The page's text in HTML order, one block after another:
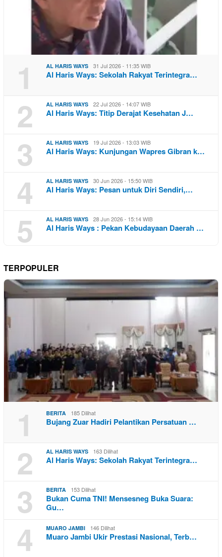
1 AL HARIS WAYS 31 Jul 2026 - 11:35 WIB
Al Haris Ways: Sekolah Rakyat Terintegra…
2 AL HARIS WAYS 22 Jul 2026 - 14:07 WIB
Al Haris Ways: Titip Derajat Kesehatan J…
3 AL HARIS WAYS 19 Jul 2026 - 13:03 WIB
Al Haris Ways: Kunjungan Wapres Gibran k…
4 AL HARIS WAYS 30 Jun 2026 - 15:50 WIB
Al Haris Ways: Pesan untuk Diri Sendiri,…
5 AL HARIS WAYS 28 Jun 2026 - 15:14 WIB
Al Haris Ways : Pekan Kebudayaan Daerah …
TERPOPULER
1 BERITA 185 Dilihat
Bujang Zuar Hadiri Pelantikan Persatuan …
2 AL HARIS WAYS 163 Dilihat
Al Haris Ways: Sekolah Rakyat Terintegra…
3 BERITA 153 Dilihat
Bukan Cuma TNI! Mensesneg Buka Suara:
Gu…
4 MUARO JAMBI 146 Dilihat
Muaro Jambi Ukir Prestasi Nasional, Terb…